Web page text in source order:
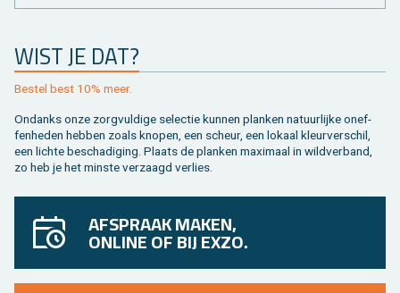
WIST JE DAT?
Be­stel best 10% meer.
On­danks onze zorg­vul­di­ge se­lec­tie kun­nen plan­ken na­tuur­lij­ke on­ef­
fen­he­den heb­ben zoals kno­pen, een scheur, een lo­kaal kleur­ver­schil,
een lich­te be­scha­di­ging. Plaats de plan­ken maxi­maal in wild­ver­band,
zo heb je het min­ste ver­zaagd ver­lies.
AFSPRAAK MAKEN,
ONLINE OF BIJ EXZO.